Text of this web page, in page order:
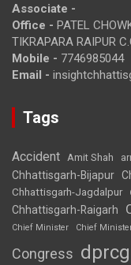
Associate -
Office - PATEL
TIKRAPARA RAIPUR
Mobile - 7746985044
Email -
Tags
Accident Amit Shah
Chhattisgarh-Bijapur
Chhattisgarh-Jagdalpur
Chhattisgarh-Raigarh
Chief Minister
Chief
Congress dprcg